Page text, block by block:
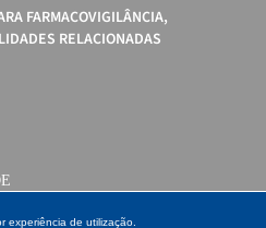
FARMACOVIGILÂNCIA,
RELACIONADAS
experiência de utilização.